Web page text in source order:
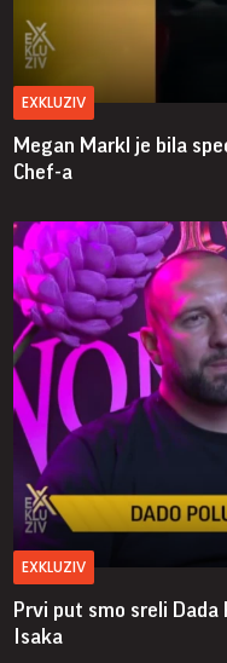
EXKLUZIV
Megan Markl je bila
Chef-a
EXKLUZIV
Prvi put smo sreli
Isaka